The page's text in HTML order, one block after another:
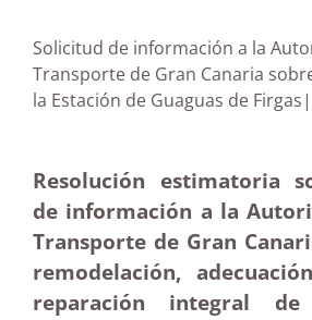
Solicitud de información a la
Transporte de Gran Canaria
la Estación de Guaguas de
Resolución estimatoria
de información a la
Transporte de Gran
remodelación,
reparación integral de